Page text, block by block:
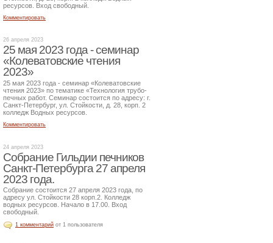
ресурсов. Вход свободный.
Комментировать
26 апреля 2023
25 мая 2023 года - семинар
«Колеватовские чтения
2023»
25 мая 2023 года - семинар «Колеватовские
чтения 2023» по тематике «Технология трубо-
печных работ. Семинар состоится по адресу: г.
Санкт-Петербург, ул. Стойкости, д. 28, корп. 2
колледж Водных ресурсов.
Комментировать
24 апреля 2023
Собрание Гильдии печников
Санкт-Петербурга 27 апреля
2023 года.
Собрание состоится 27 апреля 2023 года, по
адресу ул. Стойкости 28 корп.2. Колледж
водных ресурсов. Начало в 17.00. Вход
свободный.
1 комментарий от 1 пользователя